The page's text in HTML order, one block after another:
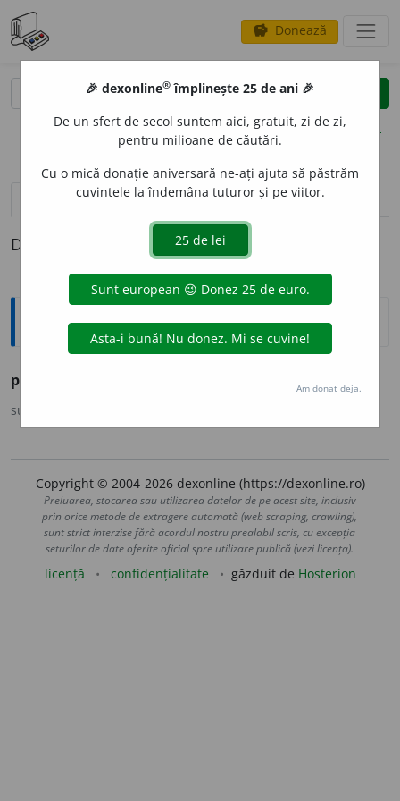
savings Donează
clear
opțiuni
definiții (1) pronunțievolume_up (50)
Definiția cu ID-ul 275581:
Ortografice DOOM
pui, pui
sursa:
Copyright © 2004-2026 dexonline (https://dexonline.ro)
Preluarea, stocarea sau utilizarea datelor de pe acest site, inclusiv
prin orice metode de extragere automată (web scraping, crawling),
sunt strict interzise fără acordul nostru prealabil scris, cu excepția
seturilor de date oferite oficial spre utilizare publică (vezi licența).
licență confidențialitate găzduit de Hosterion
🎉 dexonline® împlinește 25 de ani 🎉
De un sfert de secol suntem aici, gratuit, zi de zi,
pentru milioane de căutări.
Cu o mică donație aniversară ne-ați ajuta să păstrăm
cuvintele la îndemâna tuturor și pe viitor.
Am donat deja.